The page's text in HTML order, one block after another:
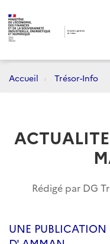
Accueil Trésor-Info
Rédigé par DG
UNE